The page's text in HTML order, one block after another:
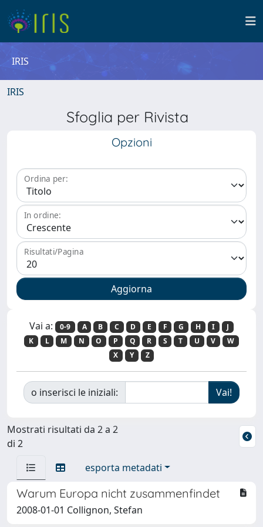
IRIS
IRIS
Sfoglia per Rivista
Opzioni
Ordina per:
In ordine:
Risultati/Pagina
Vai a: 0-9 A B C D E F G H I
J
K
L M N O P Q R S T U V
W
X
Y Z
o inserisci le iniziali:
Mostrati risultati da 2 a 2
di 2
esporta metadati
Warum Europa nicht zusammenfindet
2008-01-01 Collignon, Stefan